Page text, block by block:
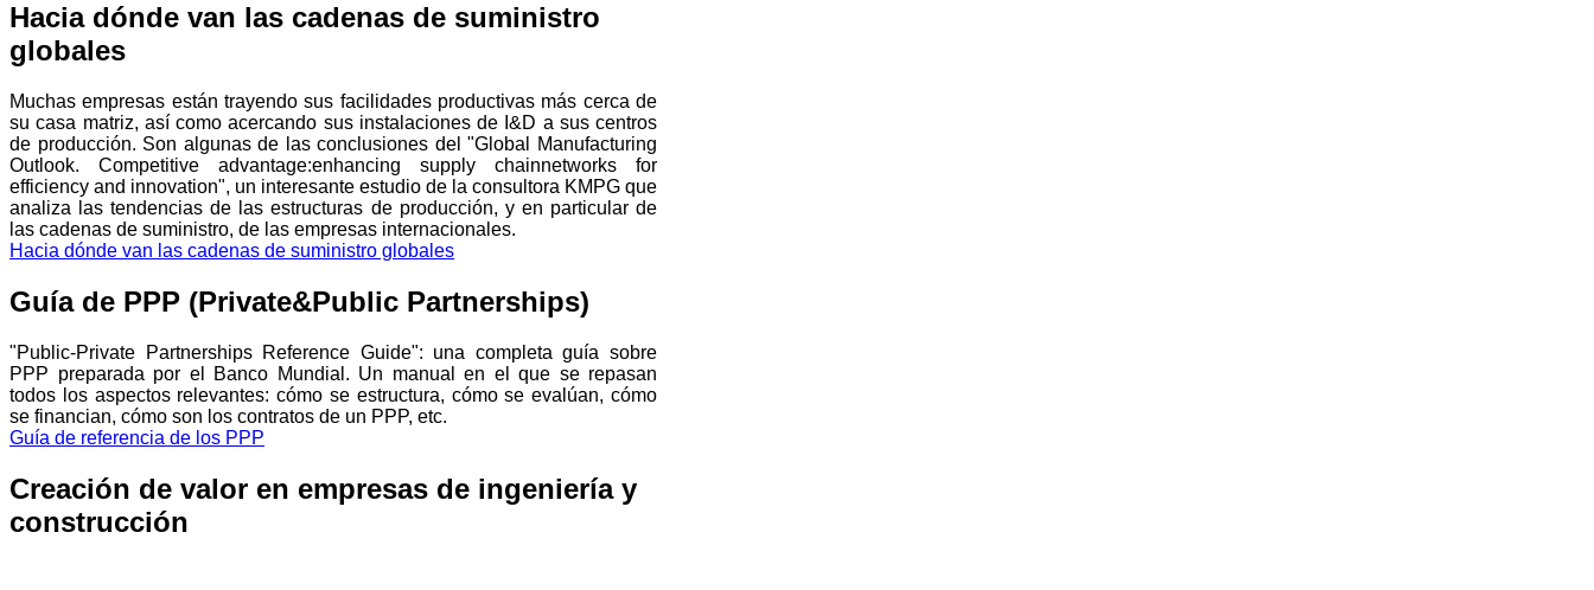
Hacia dónde van las cadenas de suministro
globales
Muchas empresas están trayendo sus facilidades productivas más cerca de
su casa matriz, así como acercando sus instalaciones de I&D a sus centros
de producción. Son algunas de las conclusiones del "Global Manufacturing
Outlook. Competitive advantage:enhancing supply chainnetworks for
efficiency and innovation", un interesante estudio de la consultora KMPG que
analiza las tendencias de las estructuras de producción, y en particular de
las cadenas de suministro, de las empresas internacionales.
Hacia dónde van las cadenas de suministro globales
Guía de PPP (Private&Public Partnerships)
"Public-Private Partnerships Reference Guide": una completa guía sobre
PPP preparada por el Banco Mundial. Un manual en el que se repasan
todos los aspectos relevantes: cómo se estructura, cómo se evalúan, cómo
se financian, cómo son los contratos de un PPP, etc.
Guía de referencia de los PPP
Creación de valor en empresas de ingeniería y
construcción